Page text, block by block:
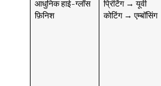
आधुनिक हाई-ग्लॉस
फ़िनिश
प्रिंटिंग → यूवी
कोटिंग → एम्बॉसिंग